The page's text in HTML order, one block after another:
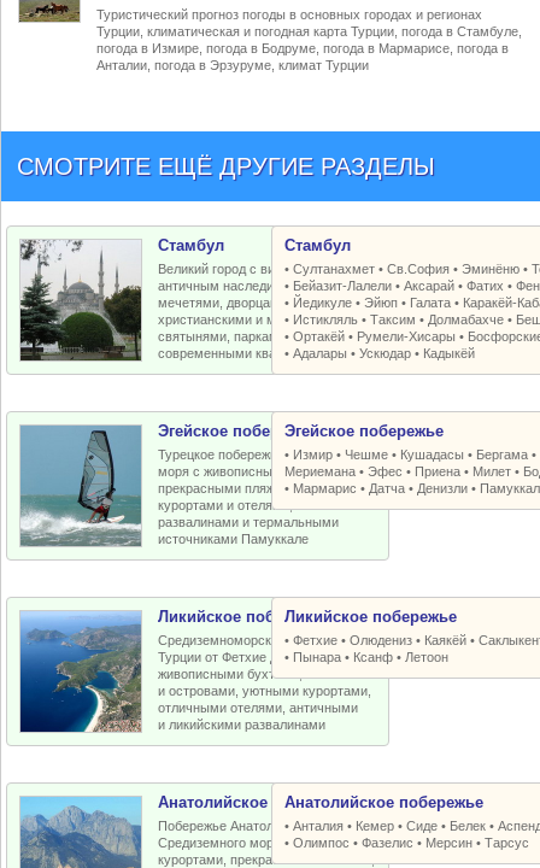
Туристический прогноз погоды в основных городах и регионах
Турции, климатическая и погодная карта Турции, погода в Стамбуле,
погода в Измире, погода в Бодруме, погода в Мармарисе, погода в
Анталии, погода в Эрзуруме, климат Турции
СМОТРИТЕ ЕЩЁ ДРУГИЕ РАЗДЕЛЫ
Стамбул
Великий город с византийским и
античным наследием, османскими
мечетями, дворцами, крепостями,
христианскими и мусульманскими
святынями, парками, старыми и
современными кварталами
Стамбул
•Султанахмет •Св.София •Эминёню •
• Бейазит-Лалели •Аксарай •Фатих •
• Йедикуле •Эйюп • Галата • Каракёй-
• Истикляль •Таксим • Долмабахче •
•Ортакёй • Румели-Xисары •
•Адалары •Ускюдар • Кадыкёй
Эгейское побережье
Турецкое побережье Эгейского
моря с живописными бухтами,
прекрасными пляжами, отличными
курортами и отелями, античными
развалинами и термальными
источниками Памуккале
Эгейское побережье
• Измир • Чешме • Кушадасы • Бергама •
Мериемана •Эфес • Приена • Милет •
• Мармарис • Датча • Денизли •
Ликийское побережье
Средиземноморское побережье
Турции от Фетхие до Кемера с
живописными бухтами, пляжами
и островами, уютными курортами,
отличными отелями, античными
и ликийскими развалинами
Ликийское побережье
•Фетхие •Олюдениз • Каякёй •
• Пынара • Ксанф • Летоон
Анатолийское побережье
Побережье Анатолийской бухты
Средиземного моря с отличными
курортами, прекрасными пляжами,
Анатолийское побережье
•Анталия • Кемер •Сиде • Белек •
•Олимпос •Фазелис • Мерсин •Тарсус